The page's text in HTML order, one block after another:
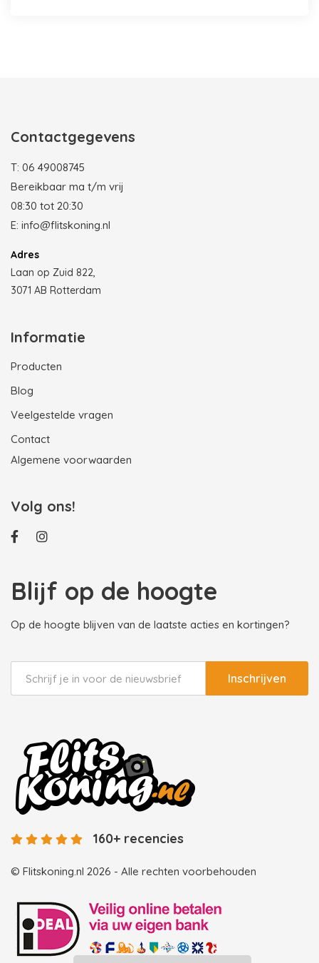
Contactgegevens
T: 06 49008745
Bereikbaar ma t/m vrij
08:30 tot 20:30
E: info@flitskoning.nl
Adres
Laan op Zuid 822,
3071 AB Rotterdam
Informatie
Producten
Blog
Veelgestelde vragen
Contact
Algemene voorwaarden
Volg ons!
Blijf op de hoogte
Op de hoogte blijven van de laatste acties en kortingen?
Inschrijven
© Flitskoning.nl 2026 - Alle rechten voorbehouden
160+ recencies